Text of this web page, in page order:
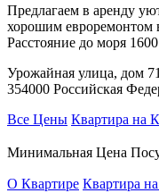
Предлагаем в аренду
хорошим евроремонтом
Расстояние до моря
Урожайная улица, дом
354000 Российская
Все Цены Квартира на
Минимальная Цена
О Квартире Квартира